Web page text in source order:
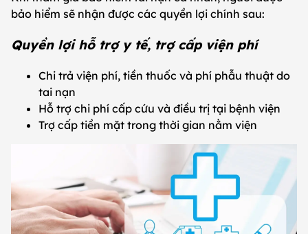
bảo hiểm sẽ nhận được các quyền lợi chính sau:
Quyền lợi hỗ trợ y tế, trợ cấp viện phí
Chi trả viện phí, tiền thuốc và phí phẫu thuật do
tai nạn
Hỗ trợ chi phí cấp cứu và điều trị tại bệnh viện
Trợ cấp tiền mặt trong thời gian nằm viện